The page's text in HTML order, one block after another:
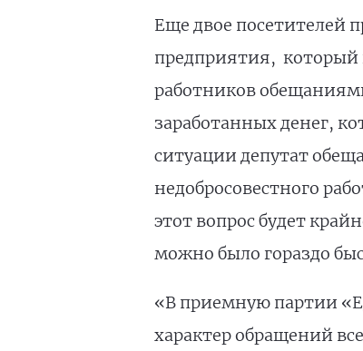
Еще двое посетителей
предприятия, который
работников
заработанных денег,
ситуации депутат
недобросовестного
этот вопрос будет
можно было гораздо
«В приемную партии
характер обращений